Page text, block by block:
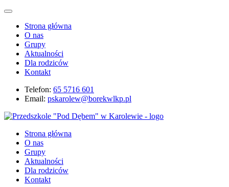
Strona główna
O nas
Grupy
Aktualności
Dla rodziców
Kontakt
Telefon: 65 5716 601
Email: pskarolew@borekwlkp.pl
Strona główna
O nas
Grupy
Aktualności
Dla rodziców
Kontakt